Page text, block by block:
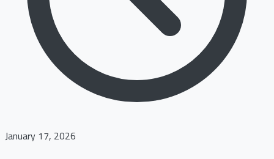
January 17, 2026